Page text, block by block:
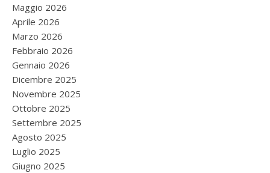
Maggio 2026
Aprile 2026
Marzo 2026
Febbraio 2026
Gennaio 2026
Dicembre 2025
Novembre 2025
Ottobre 2025
Settembre 2025
Agosto 2025
Luglio 2025
Giugno 2025